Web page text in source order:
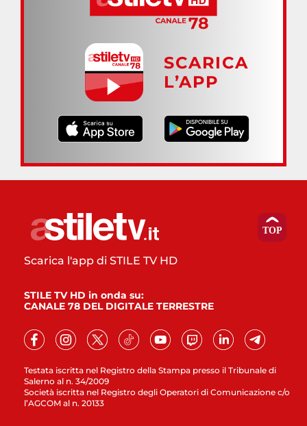
SCARICA
L’APP
Testata iscritta nel Registro della Stampa presso il Tribunale di
Salerno al n. 34/2009
Società iscritta nel Registro degli Operatori di Comunicazione c/o
l’AGCOM al n. 20133
Scarica l'app di STILE TV HD
STILE TV HD in onda su:
CANALE 78 DEL DIGITALE TERRESTRE